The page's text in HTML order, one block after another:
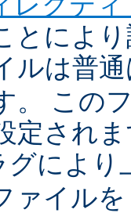
とによ
ルは普
。 この
定され
グにより
ァイル